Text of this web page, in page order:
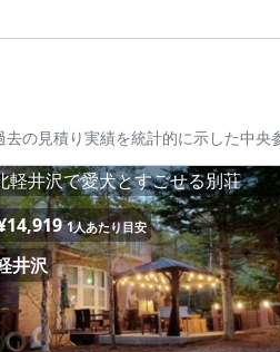
去の見積り実績を統計的に示した中央
軽井沢で愛犬とすごせる別荘
1人あたり目安
井沢